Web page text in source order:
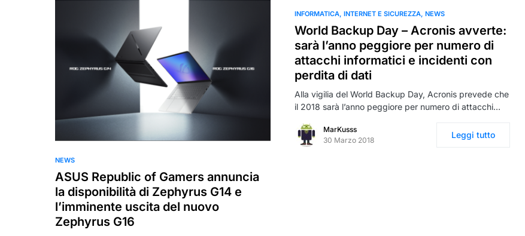
NEWS
ASUS Republic of Gamers annuncia
la disponibilità di Zephyrus G14 e
l’imminente uscita del nuovo
Zephyrus G16
INFORMATICA INTERNET E SICUREZZA NEWS
World Backup Day – Acronis avverte:
sarà l’anno peggiore per numero di
attacchi informatici e incidenti con
perdita di dati
Alla vigilia del World Backup Day, Acronis prevede che
il 2018 sarà l’anno peggiore per numero di attacchi…
MarKusss
30 Marzo 2018
Leggi tutto